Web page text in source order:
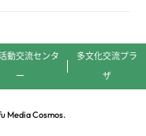
動交流センタ
ー
多文化交流プラ
ザ
Media Cosmos.